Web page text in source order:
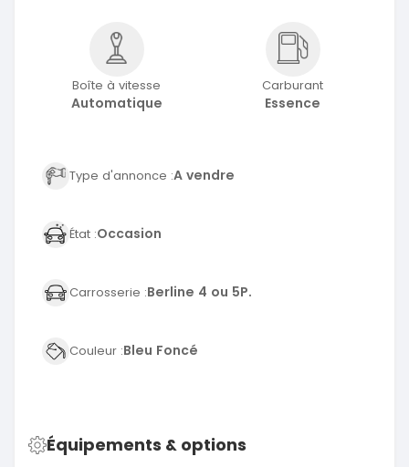
Boîte à vitesse
Automatique
Carburant
Essence
Type d'annonce :A vendre
État :Occasion
Carrosserie :Berline 4 ou 5P.
Couleur :Bleu Foncé
Équipements & options